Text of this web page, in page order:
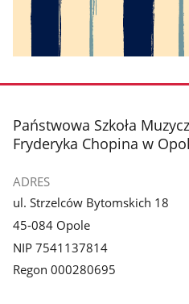
stopka
Państwowa Szkoła
Fryderyka Chopina w
ADRES
ul. Strzelców Bytomskich 18
45-084 Opole
NIP 7541137814
Regon 000280695